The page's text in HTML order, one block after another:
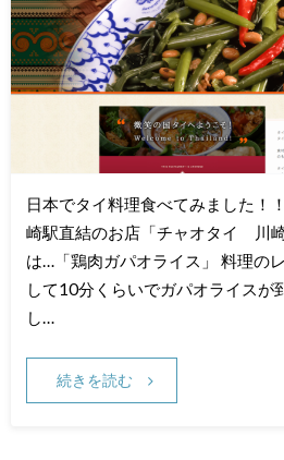
日本でタイ料理食べてみました！
崎駅直結のお店「チャオタイ 川
は…「鶏肉ガパオライス」 料理の
して10分くらいでガパオライスが
し…
続きを読む